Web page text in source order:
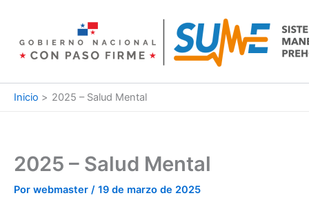
contenido
Inicio 2025 – Salud Mental
2025 – Salud Mental
Por webmaster / 19 de marzo de 2025